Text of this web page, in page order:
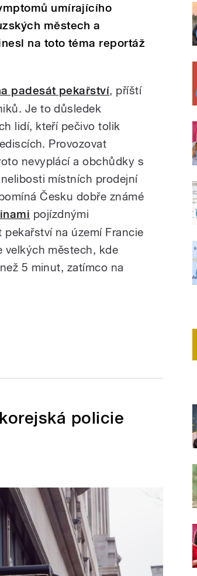
umírajícího
městech a
na toto téma reportáž
padesát pekařství, příští
Je to důsledek
lidí, kteří pečivo tolik
Provozovat
nevyplácí a obchůdky s
místních prodejní
Česku dobře známé
pojízdnými
na území Francie
velkých městech, kde
5 minut, zatímco na
policie